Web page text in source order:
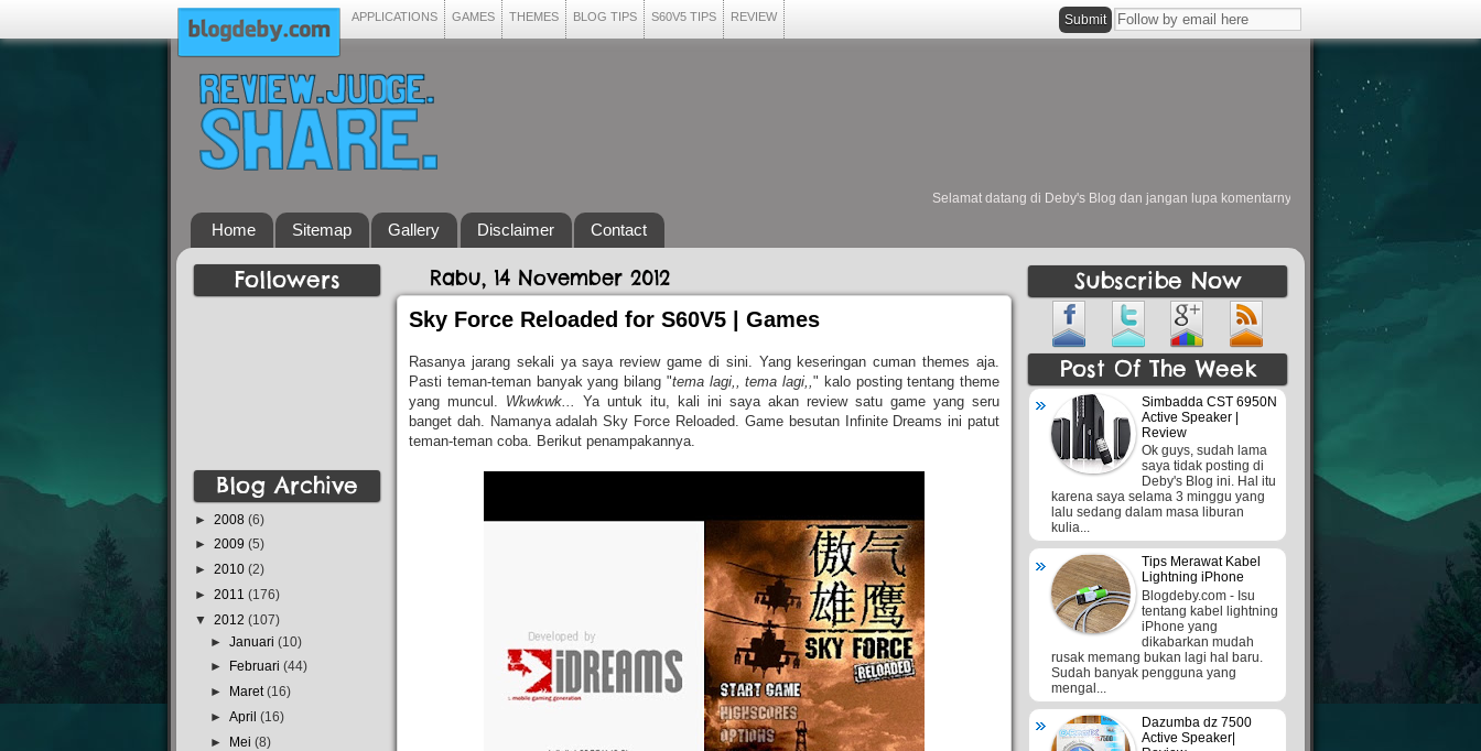
APPLICATIONS GAMES THEMES BLOG TIPS S60V5 TIPS REVIEW
Selamat datang di Deby's Blog dan jangan lupa komentarnya ya. Welcome to Deby's Blog. Have a
Home Sitemap Gallery Disclaimer Contact
Rabu, 14 November 2012
Sky Force Reloaded for S60V5 | Games
Rasanya jarang sekali ya saya review game di sini. Yang keseringan cuman themes aja.
Pasti teman-teman banyak yang bilang "tema lagi,, tema lagi,, " kalo posting tentang theme
yang muncul. Wkwkwk...
Ya untuk itu, kali ini saya akan review satu game yang seru
banget dah. Namanya adalah Sky Force Reloaded. Game besutan Infinite Dreams ini patut
teman-teman coba. Berikut penampakannya.
Followers
Blog Archive
► 2008 (6)
► 2009 (5)
► 2010 (2)
► 2011 (176)
▼ 2012 (107)
►
Januari(10)
►
Februari(44)
►
Maret(16)
►April(16)
► Mei(8)
Subscribe Now
Post Of The Week
Simbadda CST 6950N
Active Speaker |
Review
Ok guys, sudah lama
saya tidak posting di
Deby's Blog ini. Hal itu
karena saya selama 3 minggu yang
lalu sedang dalam masa liburan
kulia...
Tips Merawat Kabel
Lightning iPhone
Blogdeby.com - Isu
tentang kabel lightning
iPhone yang
dikabarkan mudah
rusak memang bukan lagi hal baru.
Sudah banyak pengguna yang
mengal...
Dazumba dz 7500
Active Speaker|